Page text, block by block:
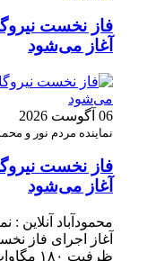
آغاز می‌شود
06 آگوست 2026
نماینده مردم نور و
آغاز می‌شود
محمودآباد آنلاین :
ظرفیت